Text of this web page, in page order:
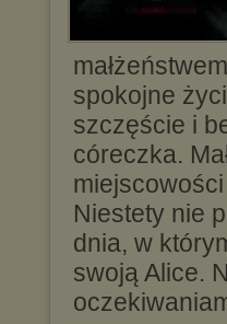
spokojne
szczęście i
córeczka.
Niestety nie
dnia, w
swoją Alice.